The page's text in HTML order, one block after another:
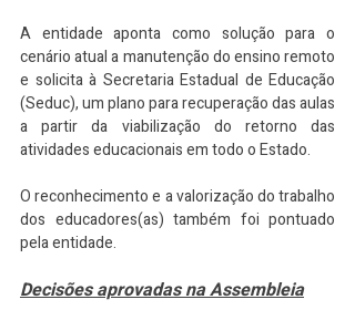
A entidade aponta como solução para o
cenário atual a manutenção do ensino remoto
e solicita à Secretaria Estadual de Educação
(Seduc), um plano para recuperação das aulas
a partir da viabilização do retorno das
atividades educacionais em todo o Estado.
O reconhecimento e a valorização do trabalho
dos educadores(as) também foi pontuado
pela entidade.
Decisões aprovadas na Assembleia